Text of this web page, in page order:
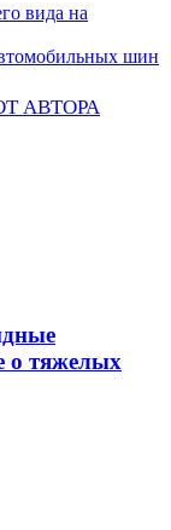
вида на
шин
АВТОРА
о тяжелых